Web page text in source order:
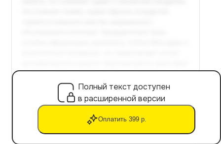
Полный текст доступен
в расширенной версии
Оплатить 399 р.